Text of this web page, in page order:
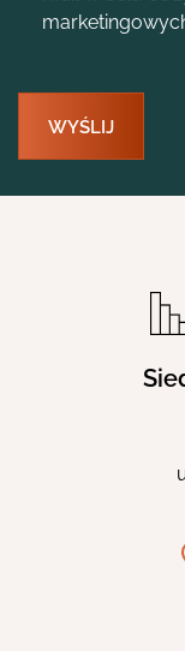
WYŚLIJ